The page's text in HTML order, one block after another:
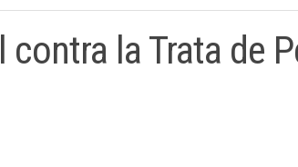
contra la Trata de